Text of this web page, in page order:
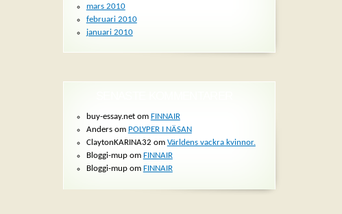
mars 2010
februari 2010
januari 2010
buy-essay.net om FINNAIR
Anders om POLYPER I NÄSAN
ClaytonKARINA32 om Världens vackra kvinnor.
Bloggi-mup om FINNAIR
Bloggi-mup om FINNAIR